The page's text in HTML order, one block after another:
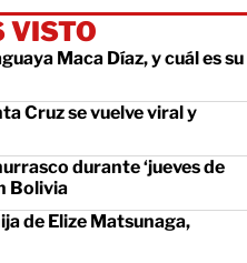
VISTO
Maca Díaz, y cuál es su
Cruz se vuelve viral y
durante ‘jueves de
Bolivia
de Elize Matsunaga,